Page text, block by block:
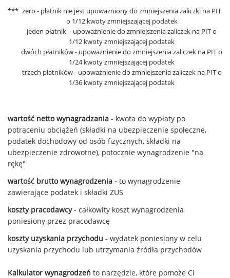
*** zero - płatnik nie jest upoważniony do zmniejszenia zaliczki na PIT
o 1/12 kwoty zmniejszającej podatek
jeden płatnik – upoważnienie do zmniejszenia zaliczek na PIT o
1/12 kwoty zmniejszającej podatek
dwóch płatników - upoważnienie do zmniejszenia zaliczek na PIT o
1/24 kwoty zmniejszającej podatek
trzech płatników - upoważnienie do zmniejszenia zaliczek na PIT o
1/36 kwoty zmniejszającej podatek
wartość netto wynagradzania - kwota do wypłaty po
potrąceniu obciążeń (składki na ubezpieczenie społeczne,
podatek dochodowy od osób fizycznych, składki na
ubezpieczenie zdrowotne), potocznie wynagrodzenie "na
rękę"
wartość brutto wynagrodzenia - to wynagrodzenie
zawierające podatek i składki ZUS
koszty pracodawcy- całkowity koszt wynagrodzenia
poniesiony przez pracodawcę
koszty uzyskania przychodu - wydatek poniesiony w celu
uzyskania przychodu lub utrzymania źródła przychodów
Kalkulator wynagrodzeń to narzędzie, które pomoże Ci